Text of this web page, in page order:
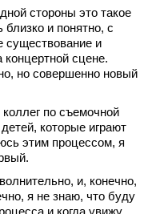
стороны это такое
и понятно, с
существование и
сцене.
но совершенно новый
по съемочной
которые играют
этим процессом, я
и, конечно,
я не знаю, что буду
и когда увижу